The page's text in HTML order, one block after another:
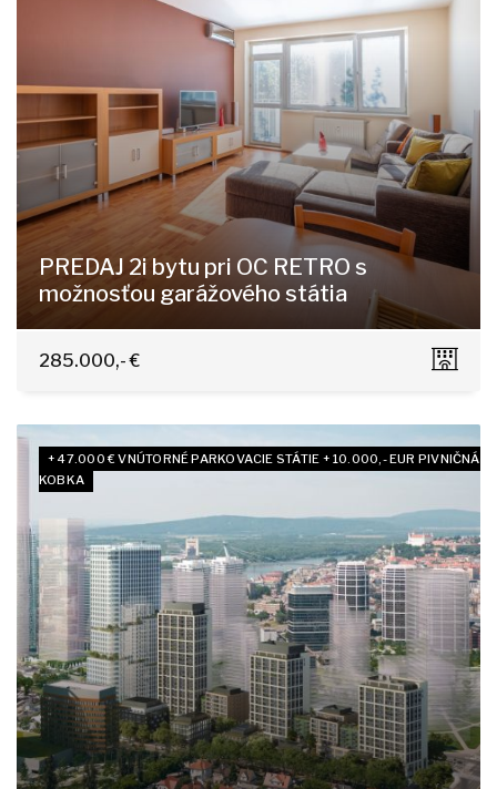
PREDAJ 2i bytu pri OC RETRO s
možnosťou garážového státia
Tomášikova 9, Bratislava - Ružinov
285.000,- €
+ 47.000 € VNÚTORNÉ PARKOVACIE STÁTIE + 10.000,- EUR PIVNIČNÁ
KOBKA